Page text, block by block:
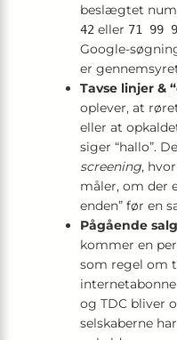
beslægtet
42 eller 71 99
Google-
er
Tavse linjer &
oplever, at
eller at
siger “hallo”.
screening,
måler, om der
enden” før en
Pågående
kommer en
som regel om
og TDC bliver
selskaberne